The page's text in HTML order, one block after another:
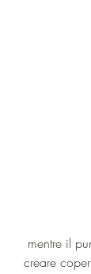
creare